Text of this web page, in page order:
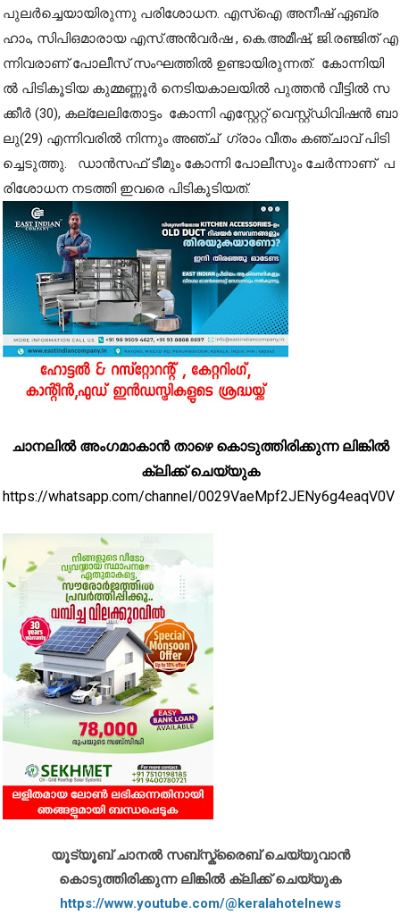
പു​ല​ർ​ച്ചെ​യാ​യി​രു​ന്നു പ​രി​ശോ​ധ​ന. എ​സ്ഐ അ​നീ​ഷ് ഏ​ബ്ര​
ഹാം, സി​പി​ഒ​മാ​രാ​യ എ​സ്.​അ​ൻ​വ​ർ​ഷ , കെ.​അ​മീ​ഷ്, ജി.​ര​ഞ്ജി​ത് എ​
ന്നി​വ​രാ​ണ് പോ​ലീ​സ് സം​ഘ​ത്തി​ൽ ഉ​ണ്ടാ​യി​രു​ന്ന​ത്. കോ​ന്നി​യി​
ൽ പി​ടി​കൂ​ടി​യ കു​മ്മ​ണ്ണൂ​ർ നെ​ടി​യ​കാ​ല​യി​ൽ പു​ത്ത​ൻ വീ​ട്ടി​ൽ സ​
ക്കീ​ർ (30), ക​ല്ലേ​ലി​തോ​ട്ടം കോ​ന്നി എ​സ്റ്റേ​റ്റ് വെ​സ്റ്റ്ഡി​വി​ഷ​ൻ ബാ​
ലു(29) എ​ന്നി​വ​രി​ൽ നി​ന്നും അ​ഞ്ച് ഗ്രാം ​വീ​തം ക​ഞ്ചാ​വ് പി​ടി​
ച്ചെ​ടു​ത്തു. ഡാ​ൻ​സ​ഫ് ടീ​മും കോ​ന്നി പോ​ലീ​സും ചേ​ർ​ന്നാ​ണ് പ​
രി​ശോ​ധ​ന ന​ട​ത്തി ഇ​വ​രെ പി​ടി​കൂ​ടി​യ​ത്.
ചാനലിൽ അംഗമാകാൻ താഴെ കൊടുത്തിരിക്കുന്ന ലിങ്കിൽ
ക്ലിക്ക് ചെയ്യുക
https://whatsapp.com/channel/0029VaeMpf2JENy6g4eaqV0V
യൂട്യൂബ് ചാനൽ സബ്സ്ക്രൈബ് ചെയ്യുവാൻ
കൊടുത്തിരിക്കുന്ന ലിങ്കിൽ ക്ലിക്ക് ചെയ്യുക
https://www.youtube.com/@keralahotelnews